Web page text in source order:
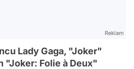
Reklam
Lady Gaga, "Joker"
"Joker: Folie à Deux"